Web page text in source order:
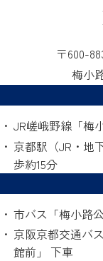
〒600-
梅小
JR嵯峨野線「梅
京都駅（JR・地
歩約15分
市バス「梅小路
京阪京都交通バ
館前」 下車